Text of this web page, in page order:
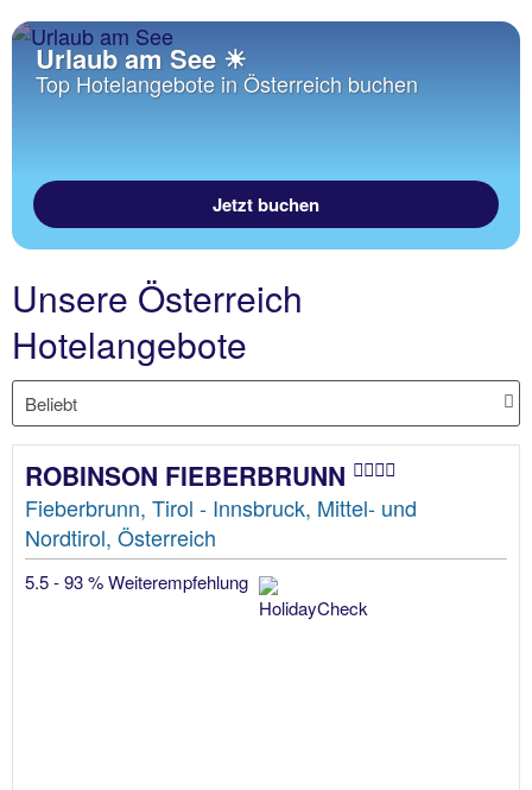
Urlaub am See ☀
Top Hotelangebote in Österreich buchen
Jetzt buchen
Unsere Österreich
Hotelangebote
ROBINSON FIEBERBRUNN
Fieberbrunn, Tirol - Innsbruck, Mittel- und
Nordtirol, Österreich
5.5 - 93 % Weiterempfehlung